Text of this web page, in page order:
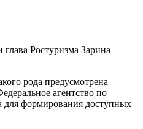
Ростуризма Зарина
рода предусмотрена
агентство по
для формирования доступных